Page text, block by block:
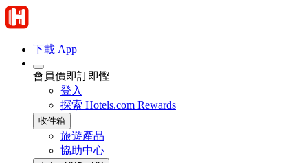
下載 App
會員價即訂即慳
登入
探索 Hotels.com Rewards
收件箱
旅遊產品
協助中心